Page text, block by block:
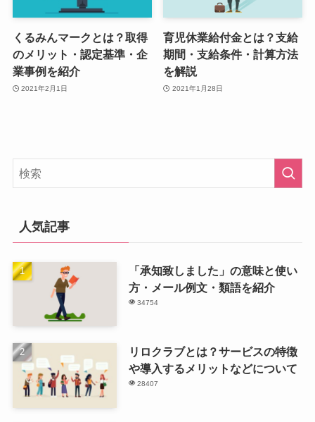
くるみんマークとは？取得
のメリット・認定基準・企
業事例を紹介
2021年2月1日
育児休業給付金とは？支給
期間・支給条件・計算方法
を解説
2021年1月28日
人気記事
「承知致しました」の意味と使い
方・メール例文・類語を紹介
34754
リロクラブとは？サービスの特徴
や導入するメリットなどについて
28407